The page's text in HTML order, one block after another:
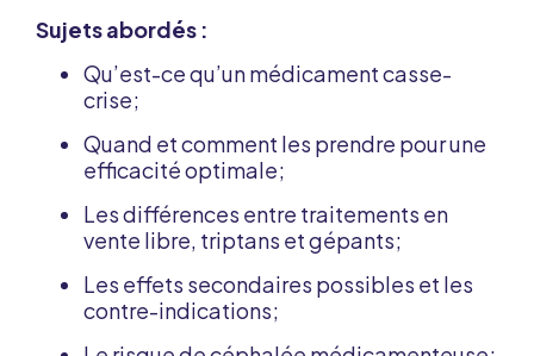
Sujets abordés :
Qu’est-ce qu’un médicament casse-
crise;
Quand et comment les prendre pour une
efficacité optimale;
Les différences entre traitements en
vente libre, triptans et gépants;
Les effets secondaires possibles et les
contre-indications;